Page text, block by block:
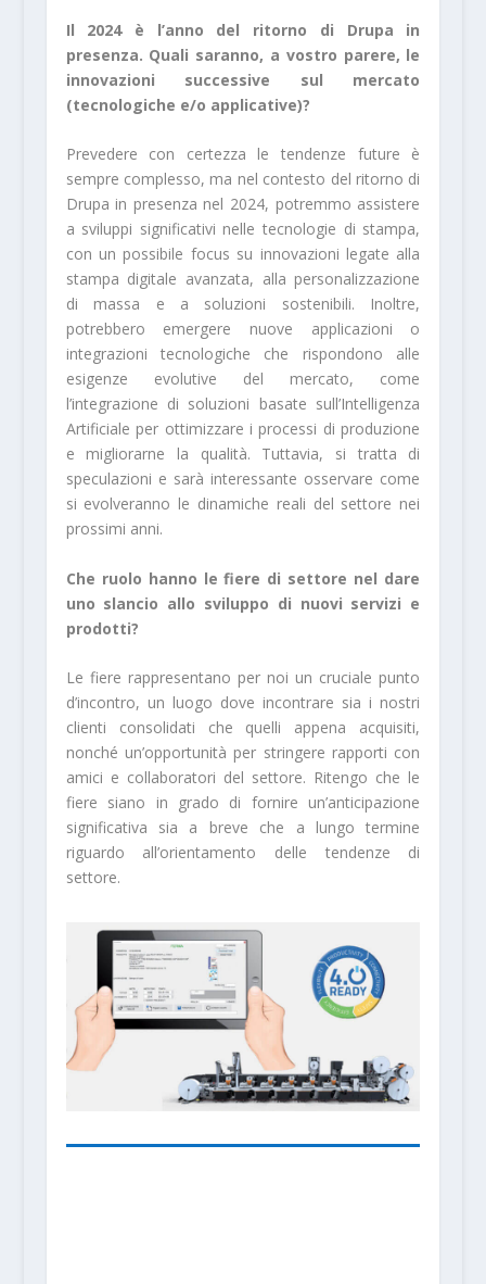
Il 2024 è l’anno del ritorno di Drupa in
presenza. Quali saranno, a vostro parere, le
innovazioni successive sul mercato
(tecnologiche e/o applicative)?
Prevedere con certezza le tendenze future è
sempre complesso, ma nel contesto del ritorno di
Drupa in presenza nel 2024, potremmo assistere
a sviluppi significativi nelle tecnologie di stampa,
con un possibile focus su innovazioni legate alla
stampa digitale avanzata, alla personalizzazione
di massa e a soluzioni sostenibili. Inoltre,
potrebbero emergere nuove applicazioni o
integrazioni tecnologiche che rispondono alle
esigenze evolutive del mercato, come
l’integrazione di soluzioni basate sull’Intelligenza
Artificiale per ottimizzare i processi di produzione
e migliorarne la qualità. Tuttavia, si tratta di
speculazioni e sarà interessante osservare come
si evolveranno le dinamiche reali del settore nei
prossimi anni.
Che ruolo hanno le fiere di settore nel dare
uno slancio allo sviluppo di nuovi servizi e
prodotti?
Le fiere rappresentano per noi un cruciale punto
d’incontro, un luogo dove incontrare sia i nostri
clienti consolidati che quelli appena acquisiti,
nonché un’opportunità per stringere rapporti con
amici e collaboratori del settore. Ritengo che le
fiere siano in grado di fornire un’anticipazione
significativa sia a breve che a lungo termine
riguardo all’orientamento delle tendenze di
settore.